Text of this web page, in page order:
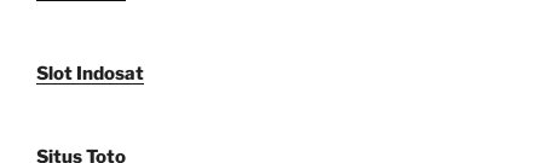
Slot Indosat
Situs Toto